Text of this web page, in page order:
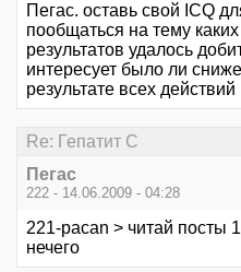
Пегас. оставь свой ICQ
пообщаться на тему
результатов удалось
интересует было ли
результате всех действий
Re: Гепатит С
Пегас
222 - 14.06.2009 - 04:28
221-pacan > читай посты
нечего